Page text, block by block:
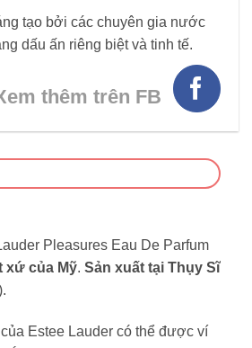
tạo bởi các chuyên gia nước
dấu ấn riêng biệt và tinh tế.
thêm trên FB
Pleasures Eau De Parfum
xứ của Mỹ. Sản xuất tại Thụy Sĩ
Estee Lauder có thể được ví